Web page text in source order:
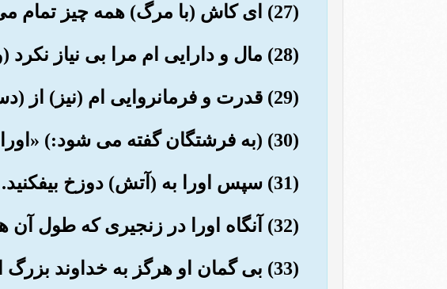
(27) ای کاش (با مرگ) همه چیز تمام می شد (وپایان کاربود).
(28) مال و دارایی ام مرا بی نیاز نکرد (و سودی نبخشید).
(29) قدرت و فرمانروایی ام (نیز) از (دست) من رفت (وبکلی نا بودشد)».
(30) (به فرشتگان گفته می شود:) «اورا بگیرید, پس طوق (به گردن) او اندازید.
(31) سپس اورا به (آتش) دوزخ بیفکنید.
(32) آنگاه اورا در زنجیری که طول آن هفتاد ذراع است, ببندید,
(33) بی گمان او هرگز به خداوند بزرگ ایمان نمی آورد,